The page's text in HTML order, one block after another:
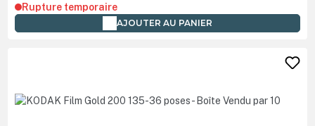
Rupture temporaire
AJOUTER AU PANIER